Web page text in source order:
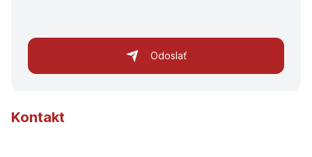
Kontakt
Odoslať